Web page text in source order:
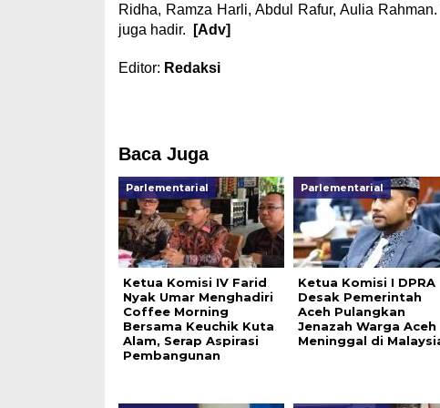
Ridha, Ramza Harli, Abdul Rafur, Aulia
juga hadir. [Adv]
Editor: Redaksi
Baca Juga
Parlementarial
Ketua Komisi IV Farid
Nyak Umar Menghadiri
Coffee Morning
Bersama Keuchik Kuta
Alam, Serap Aspirasi
Pembangunan
Parlementarial
Ketua Komisi I DPRA
Desak Pemerintah
Aceh Pulangkan
Jenazah Warga Aceh
Meninggal di